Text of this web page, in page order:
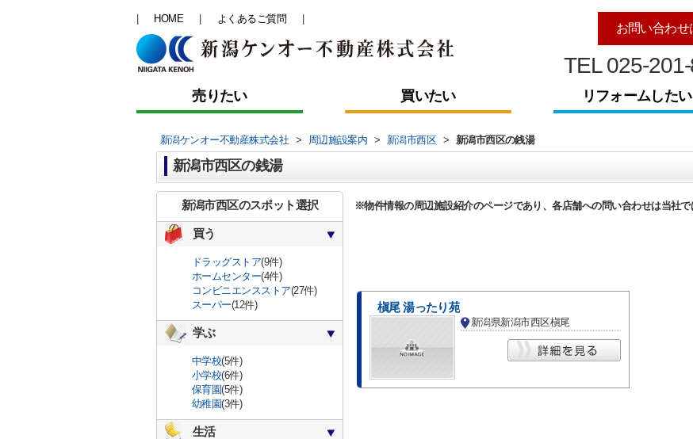
HOME よくあるご質問
お問い合わせ
TEL 025-
売りたい 買いたい リフォームしたい
新潟ケンオー不動産株式会社 > 周辺施設案内 > 新潟市西区 > 新潟市西区の銭湯
新潟市西区の銭湯
※物件情報の周辺施設紹介のページであり、各店舗への問い合わせは当社で
槇尾 湯ったり苑
新潟県新潟市西区槇尾
新潟市西区のスポット選択
買う
ドラッグストア(9件)
ホームセンター(4件)
コンビニエンスストア(27件)
スーパー(12件)
学ぶ
中学校(5件)
小学校(6件)
保育園(5件)
幼稚園(3件)
生活